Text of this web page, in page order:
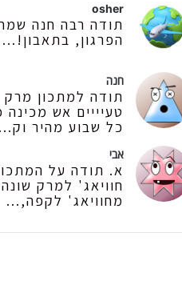
osher
תודה רבה חנה
הפרגון, בתאבון!...
חנה
תודה למתכון מרק
טעיייים אש
כל שבוע מהיר וק...
אבי
א. תודה על
חוויאג' למרק
מחוויאג' לקפה,...